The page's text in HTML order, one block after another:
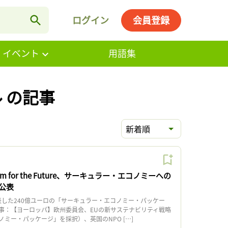
ログイン 会員登録
ベント 用語集
の記事
新着順
for the Future、サーキュラー・エコノミーへの
表
た240億ユーロの「サーキュラー・エコノミー・パッケー
：【ヨーロッパ】欧州委員会、EUの新サステナビリティ戦略
ミー・パッケージ」を採択）、英国のNPO […]